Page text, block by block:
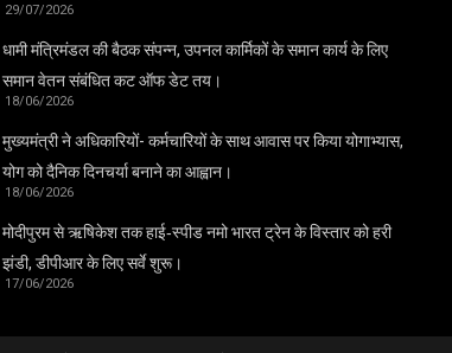
29/07/2026
धामी मंत्रिमंडल की बैठक संपन्न, उपनल कार्मिकों के समान कार्य के लिए
समान वेतन संबंधित कट ऑफ डेट तय।
18/06/2026
मुख्यमंत्री ने अधिकारियों- कर्मचारियों के साथ आवास पर किया योगाभ्यास,
योग को दैनिक दिनचर्या बनाने का आह्वान।
18/06/2026
मोदीपुरम से ऋषिकेश तक हाई‑स्पीड नमो भारत ट्रेन के विस्तार को हरी
झंडी, डीपीआर के लिए सर्वे शुरू।
17/06/2026